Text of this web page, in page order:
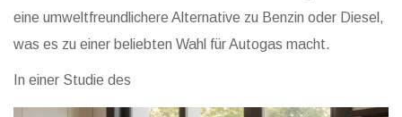
eine umweltfreundlichere Alternative zu Benzin oder Diesel,
was es zu einer beliebten Wahl für Autogas macht.
In einer Studie des